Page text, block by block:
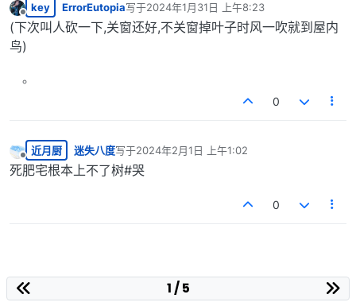
离线
key ErrorEutopia写于2024年1月31日 上午8:23
最后由 编辑
(下次叫人砍一下,关窗还好,不关窗掉叶子时风一吹就到屋内
鸟)
0
离线
近月厨 迷失八度写于2024年2月1日 上午1:02
最后由 编辑
死肥宅根本上不了树#哭
0
1 / 5